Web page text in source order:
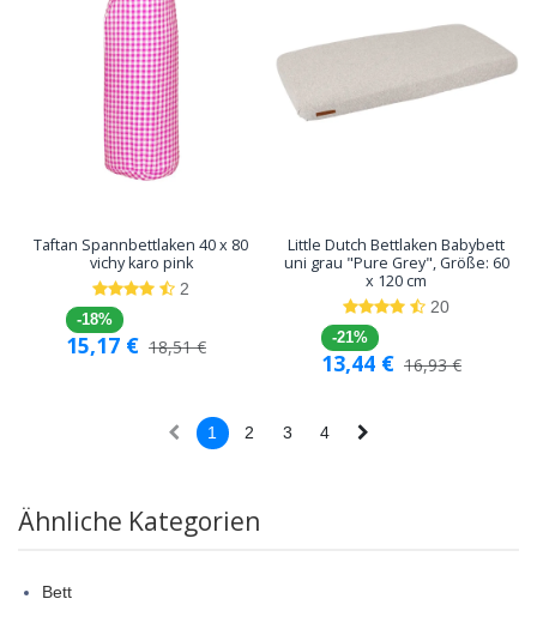
Taftan Spannbettlaken 40 x 80
vichy karo pink
2
-18%
15,17 € 18,51€
Little Dutch Bettlaken Babybett
uni grau "Pure Grey", Größe: 60
x 120 cm
20
-21%
13,44 € 16,93€
1 2 3 4
Ähnliche Kategorien
Bett